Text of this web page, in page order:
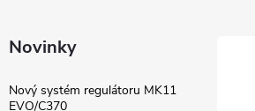
Novinky
Nový systém regulátoru MK11
EVO/C370